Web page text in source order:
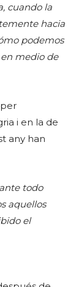
cuando la
hacia
podemos
medio de
i en la de
any han
todo
aquellos
el